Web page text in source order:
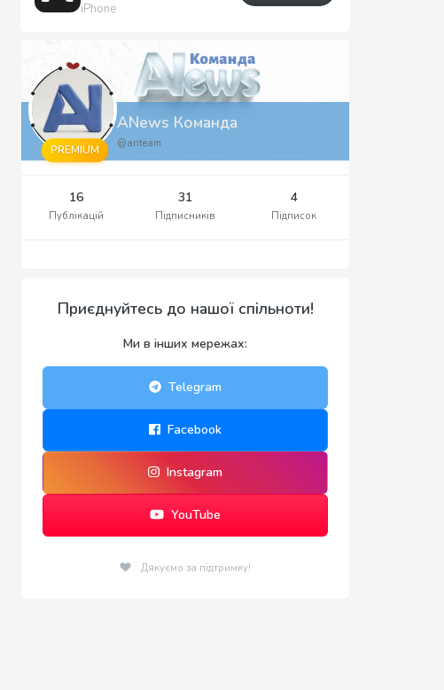
iPhone
PREMIUM
ANews Команда
@anteam
16
Публікацій
31
Підписників
4
Підписок
Приєднуйтесь до нашої спільноти!
Ми в інших мережах:
Telegram
Facebook
Instagram
YouTube
Дякуємо за підтримку!